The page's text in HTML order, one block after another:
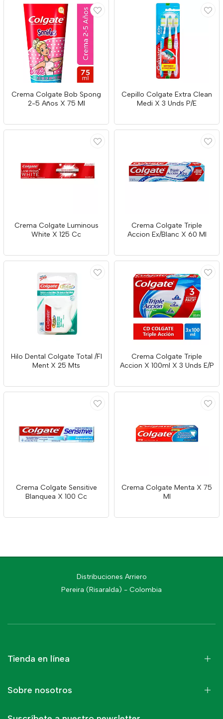
Crema Colgate Bob Spong
2-5 Años X 75 Ml
Cepillo Colgate Extra Clean
Medi X 3 Unds P/E
Crema Colgate Luminous
White X 125 Cc
Crema Colgate Triple
Accion Ex/Blanc X 60 Ml
Hilo Dental Colgate Total /Fl
Ment X 25 Mts
Crema Colgate Triple
Accion X 100ml X 3 Unds E/P
Crema Colgate Sensitive
Blanquea X 100 Cc
Crema Colgate Menta X 75
Ml
Distribuciones Arriero
Pereira (Risaralda) - Colombia
Tienda en línea
Sobre nosotros